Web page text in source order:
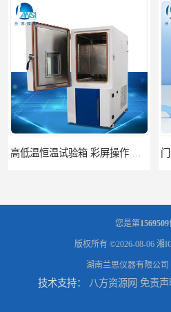
高低温恒温试验箱 彩屏操作 移动和放置方便
您是第1569509
版权所有 ©2026-08-06 湘
湖南兰思仪器有限公司
技术支持： 八方资源网 免责声